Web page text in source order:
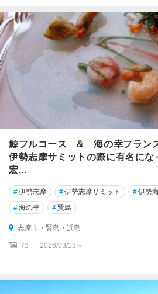
鯨フルコース & 海の幸フラン
伊勢志摩サミットの際に有名にな
宏...
#伊勢志摩 #伊勢志摩サミット #伊勢
#海の幸 #賢島
志摩市・賢島・浜島
73 2026/03/13～